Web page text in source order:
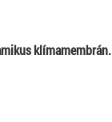
klímamembrán.